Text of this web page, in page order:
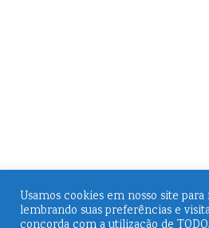
Usamos cookies em nosso site
lembrando suas preferências e